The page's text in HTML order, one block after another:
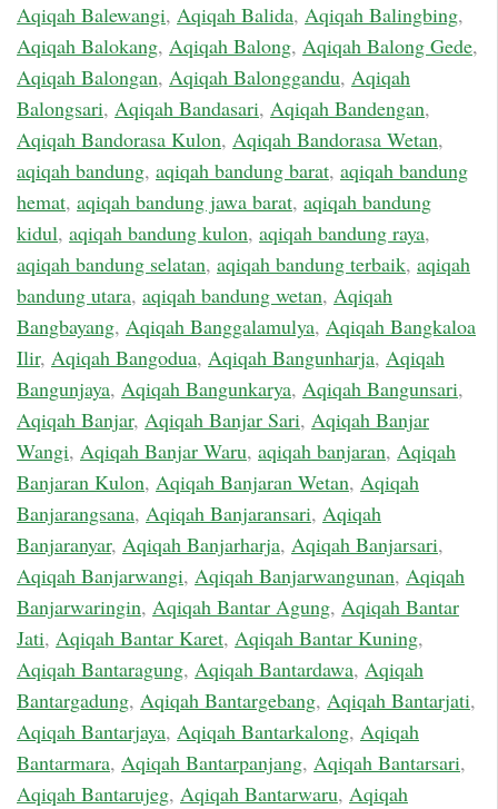
Aqiqah Balewangi, Aqiqah Balida, Aqiqah Balingbing,
Aqiqah Balokang, Aqiqah Balong, Aqiqah Balong Gede,
Aqiqah Balongan, Aqiqah Balonggandu, Aqiqah
Balongsari, Aqiqah Bandasari, Aqiqah Bandengan,
Aqiqah Bandorasa Kulon, Aqiqah Bandorasa Wetan,
aqiqah bandung, aqiqah bandung barat, aqiqah bandung
hemat, aqiqah bandung jawa barat, aqiqah bandung
kidul, aqiqah bandung kulon, aqiqah bandung raya,
aqiqah bandung selatan, aqiqah bandung terbaik, aqiqah
bandung utara, aqiqah bandung wetan, Aqiqah
Bangbayang, Aqiqah Banggalamulya, Aqiqah Bangkaloa
Ilir, Aqiqah Bangodua, Aqiqah Bangunharja, Aqiqah
Bangunjaya, Aqiqah Bangunkarya, Aqiqah Bangunsari,
Aqiqah Banjar, Aqiqah Banjar Sari, Aqiqah Banjar
Wangi, Aqiqah Banjar Waru, aqiqah banjaran, Aqiqah
Banjaran Kulon, Aqiqah Banjaran Wetan, Aqiqah
Banjarangsana, Aqiqah Banjaransari, Aqiqah
Banjaranyar, Aqiqah Banjarharja, Aqiqah Banjarsari,
Aqiqah Banjarwangi, Aqiqah Banjarwangunan, Aqiqah
Banjarwaringin, Aqiqah Bantar Agung, Aqiqah Bantar
Jati, Aqiqah Bantar Karet, Aqiqah Bantar Kuning,
Aqiqah Bantaragung, Aqiqah Bantardawa, Aqiqah
Bantargadung, Aqiqah Bantargebang, Aqiqah Bantarjati,
Aqiqah Bantarjaya, Aqiqah Bantarkalong, Aqiqah
Bantarmara, Aqiqah Bantarpanjang, Aqiqah Bantarsari,
Aqiqah Bantarujeg, Aqiqah Bantarwaru, Aqiqah